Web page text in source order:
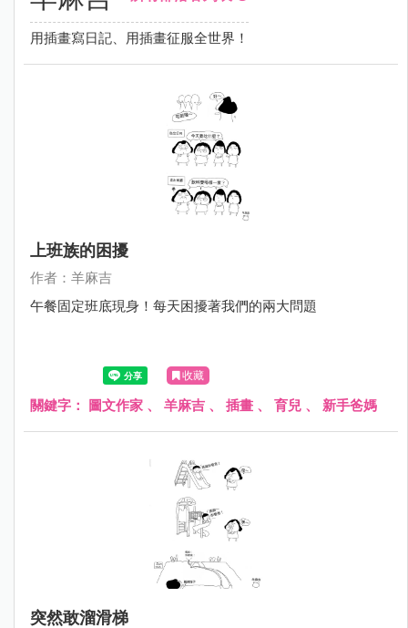
用插畫寫日記、用插畫征服全世界！
上班族的困擾
作者：羊麻吉
午餐固定班底現身！每天困擾著我們的兩大問題
收藏
關鍵字： 圖文作家 、 羊麻吉 、 插畫 、 育兒 、 新手爸媽
突然敢溜滑梯